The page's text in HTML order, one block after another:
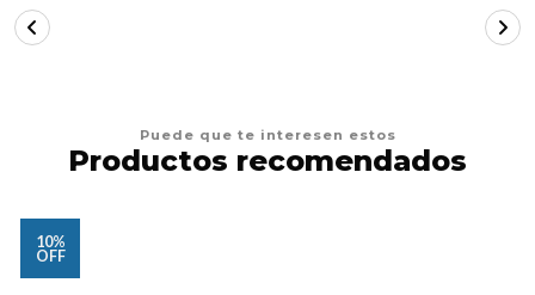
Puede que te interesen estos
Productos recomendados
10%
OFF